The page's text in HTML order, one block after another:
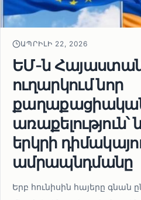
ԱՊՐԻԼԻ 22, 2026
ԵՄ-ն
ուղարկում նոր
երկրի
ամրապնդմանը
Երբ հունիսին հայերը գնան